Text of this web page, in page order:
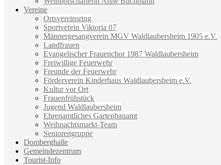
Vereine
Ortsvereinsring
Sportverein Viktoria 07
Männergesangverein MGV Waldlaubersheim 1905 e.V.
Landfrauen
Evangelischer Frauenchor 1987 Waldlaubersheim
Freiwillige Feuerwehr
Freunde der Feuerwehr
Förderverein Kinderhaus Waldlaubersheim e.V.
Kultur vor Ort
Frauenfrühstück
Jugend Waldlaubersheim
Ehrenamtliches Gartenbauamt
Weihnachtsmarkt-Team
Seniorengruppe
Domberghalle
Gemeindezentrum
Tourist-Info